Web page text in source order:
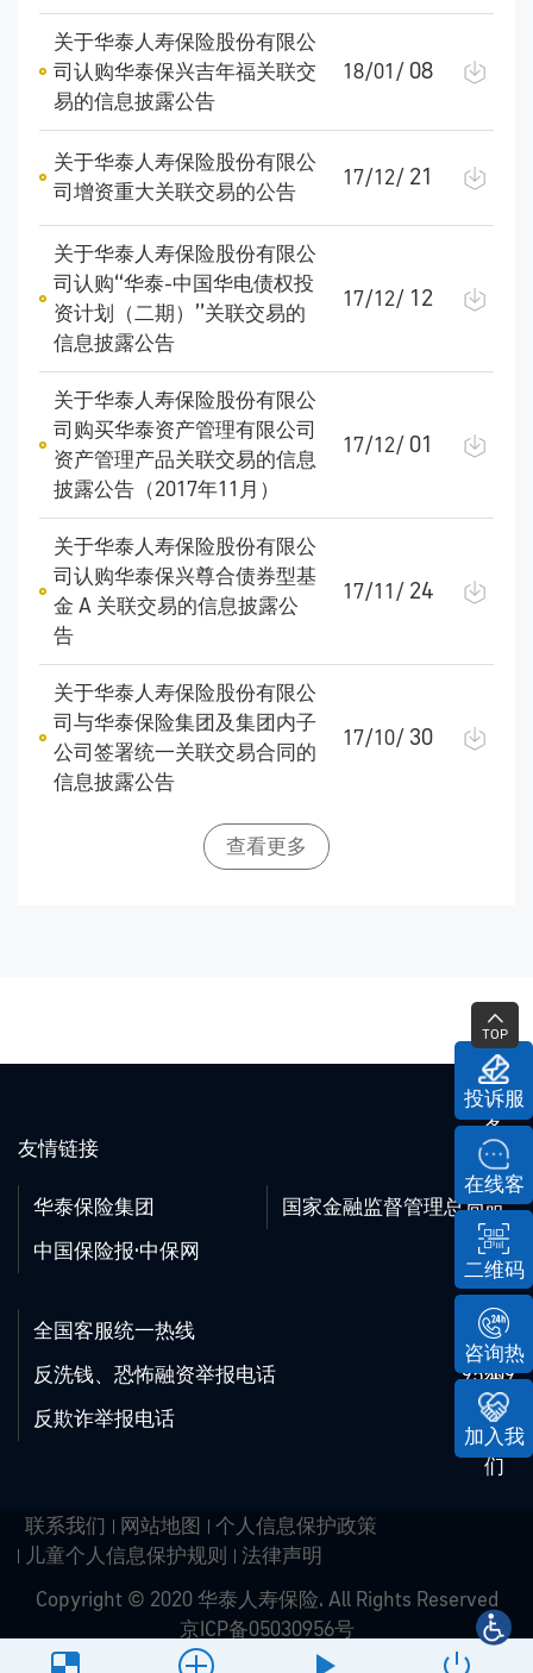
投诉服
务
在线客
服
二维码
咨询热
线
加入我
们
TOP
关于华泰人寿保险股份有限公
司认购华泰保兴吉年福关联交
易的信息披露公告
18/01/08
关于华泰人寿保险股份有限公
司增资重大关联交易的公告
17/12/ 21
关于华泰人寿保险股份有限公
司认购“华泰-中国华电债权投
资计划（二期）”关联交易的
信息披露公告
17/12/ 12
关于华泰人寿保险股份有限公
司购买华泰资产管理有限公司
资产管理产品关联交易的信息
披露公告（2017年11月）
17/12/01
关于华泰人寿保险股份有限公
司认购华泰保兴尊合债券型基
金 A 关联交易的信息披露公
告
17/11/ 24
关于华泰人寿保险股份有限公
司与华泰保险集团及集团内子
公司签署统一关联交易合同的
信息披露公告
17/10/ 30
查看更多
友情链接
华泰保险集团
国家金融监督管理总局
中国保险报·中保网
全国客服统一热线
95509
反洗钱、恐怖融资举报电话
95509
反欺诈举报电话
95509
联系我们 网站地图
个人信息保护政策
儿童个人信息保护规则
法律声明
Copyright © 2020 华泰人寿保险. All Rights Reserved
京ICP备05030956号